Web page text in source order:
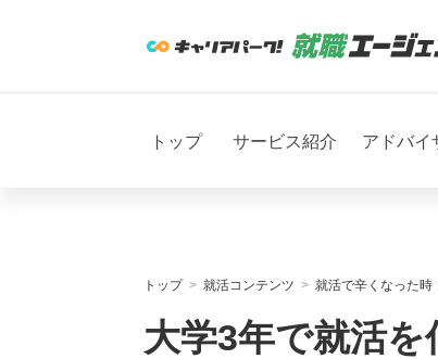
トップ サービス紹介 アドバイ
トップ 就活コンテンツ 就活で辛くなった時
大学3年で就活